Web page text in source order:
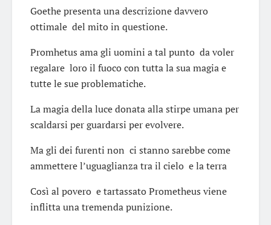
Goethe presenta una descrizione davvero
ottimale del mito in questione.
Promhetus ama gli uomini a tal punto da voler
regalare loro il fuoco con tutta la sua magia e
tutte le sue problematiche.
La magia della luce donata alla stirpe umana per
scaldarsi per guardarsi per evolvere.
Ma gli dei furenti non ci stanno sarebbe come
ammettere l’uguaglianza tra il cielo e la terra
Così al povero e tartassato Prometheus viene
inflitta una tremenda punizione.